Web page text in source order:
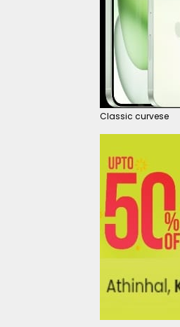
Classic curvese